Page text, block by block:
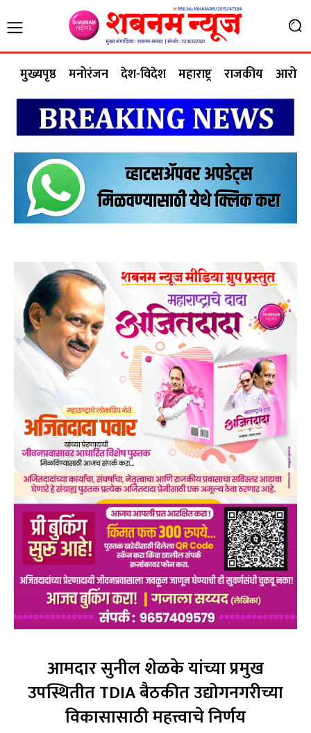
मुख्यपृष्ठ मनोरंजन देश-विदेश महाराष्ट्र राजकीय आरोग्य
आमदार सुनील शेळके यांच्या प्रमुख
उपस्थितीत TDIA बैठकीत उद्योगनगरीच्या
विकासासाठी महत्त्वाचे निर्णय